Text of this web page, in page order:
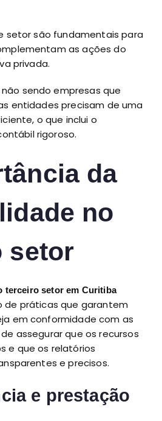
setor são fundamentais para
as ações do
privada.
sendo empresas que
entidades precisam de uma
o que inclui o
rigoroso.
da
no
setor
terceiro setor em Curitiba
de práticas que garantem
em conformidade com as
assegurar que os recursos
e que os relatórios
e precisos.
e prestação